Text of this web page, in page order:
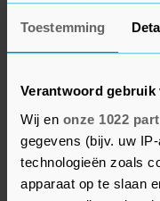
Toestemming
Verantwoord gebruik
Wij en onze 1022
gegevens (bijv. uw
technologieën zoals
apparaat op te slaan
De opbrengst van
in Nederland en
waren de
Grote
Nederland
verkocht.